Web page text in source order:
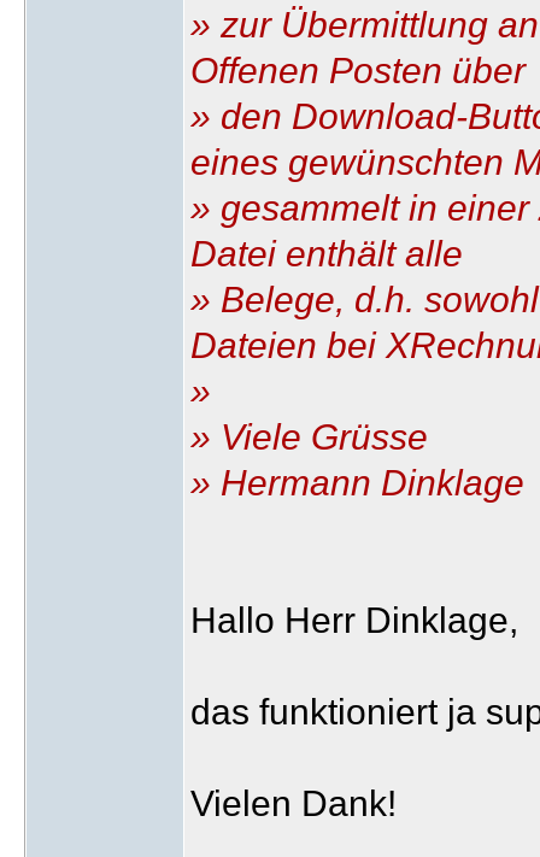
» zur Übermittlung
Offenen Posten über
» den Download-
eines gewünschten
» gesammelt in
Datei enthält alle
» Belege, d.h.
Dateien bei
»
» Viele Grüsse
» Hermann Dinklage
Hallo Herr Dinklage,
das funktioniert ja
Vielen Dank!